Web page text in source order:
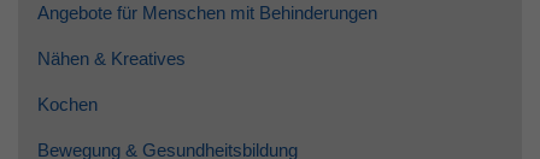
Angebote für Menschen mit Behinderungen
Nähen & Kreatives
Kochen
Bewegung & Gesundheitsbildung